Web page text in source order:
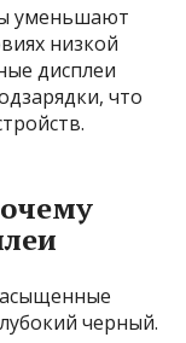
уменьшают
низкой
дисплеи
что
черный.